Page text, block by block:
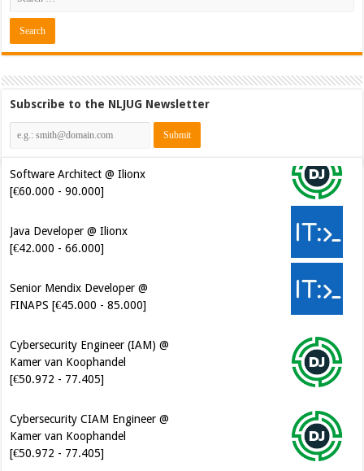
Subscribe to the NLJUG Newsletter
Java Developer @ Ilionx
[€42.000 - 66.000]
Senior Mendix Developer @
FINAPS [€45.000 - 85.000]
Cybersecurity Engineer (IAM) @
Kamer van Koophandel
Cybersecurity CIAM Engineer @
Kamer van Koophandel
Software Architect @ Ilionx
[€60.000 - 90.000]